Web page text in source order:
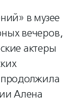
в музее
вечеров,
актеры
продолжила
Алена